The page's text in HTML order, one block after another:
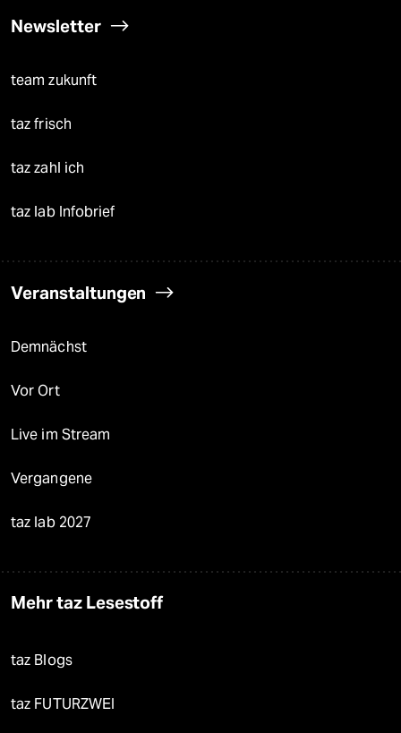
Newsletter
team zukunft
taz frisch
taz zahl ich
taz lab Infobrief
Veranstaltungen
Demnächst
Vor Ort
Live im Stream
Vergangene
taz lab 2027
Mehr taz Lesestoff
taz Blogs
taz FUTURZWEI